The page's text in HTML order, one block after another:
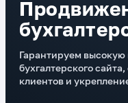
Гарантируем
бухгалтерского
клиентов и